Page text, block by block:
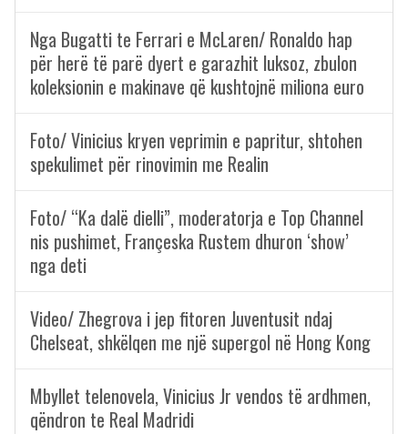
Nga Bugatti te Ferrari e McLaren/ Ronaldo hap
për herë të parë dyert e garazhit luksoz, zbulon
koleksionin e makinave që kushtojnë miliona euro
Foto/ Vinicius kryen veprimin e papritur, shtohen
spekulimet për rinovimin me Realin
Foto/ “Ka dalë dielli”, moderatorja e Top Channel
nis pushimet, Françeska Rustem dhuron ‘show’
nga deti
Video/ Zhegrova i jep fitoren Juventusit ndaj
Chelseat, shkëlqen me një supergol në Hong Kong
Mbyllet telenovela, Vinicius Jr vendos të ardhmen,
qëndron te Real Madridi